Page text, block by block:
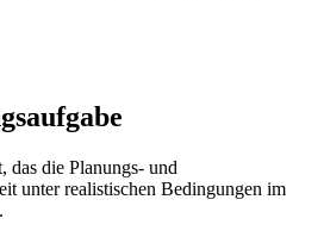
das die Planungs- und
unter realistischen Bedingungen im